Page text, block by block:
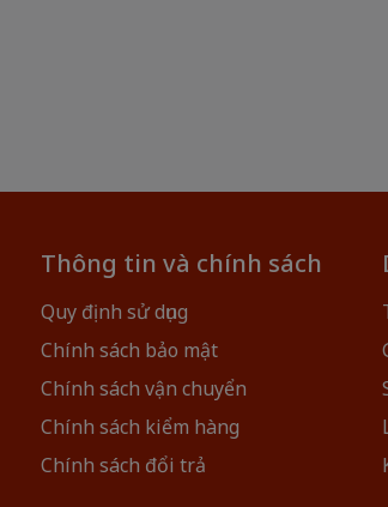
Thông tin và chính sách
Quy định sử dụng
Chính sách bảo mật
Chính sách vận chuyển
Chính sách kiểm hàng
Chính sách đổi trả